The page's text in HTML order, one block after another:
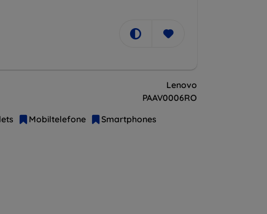
Lenovo
PAAV0006RO
Mobiltelefone Smartphones